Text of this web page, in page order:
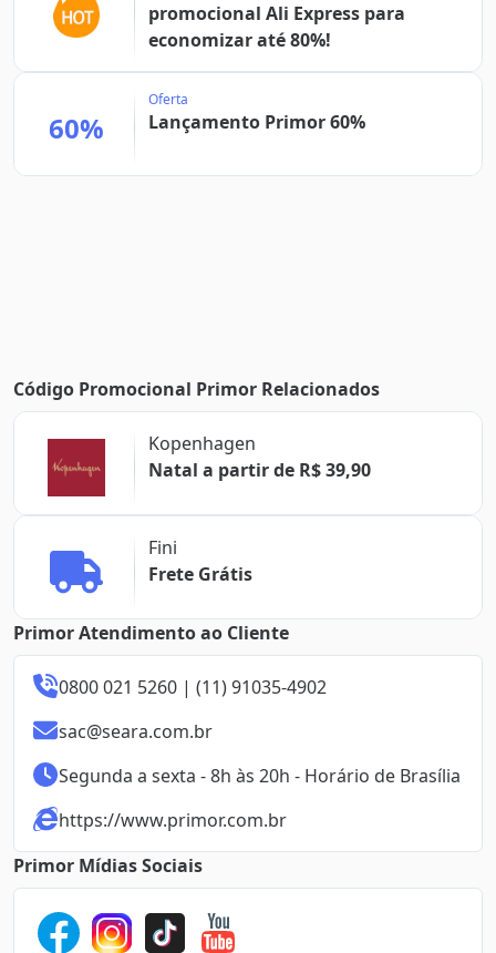
promocional Ali Express para
economizar até 80%!
60%
Oferta
Lançamento Primor 60%
Código Promocional Primor Relacionados
Kopenhagen
Natal a partir de R$ 39,90
Fini
Frete Grátis
Primor Atendimento ao Cliente
0800 021 5260 | (11) 91035-4902
sac@seara.com.br
Segunda a sexta - 8h às 20h - Horário de Brasília
https://www.primor.com.br
Primor Mídias Sociais